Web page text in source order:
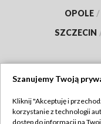
OPOLE /
SZCZECIN
Szanujemy Twoją
Kliknij "Akceptuję i
korzystanie z technologii
dostęp do informacji na